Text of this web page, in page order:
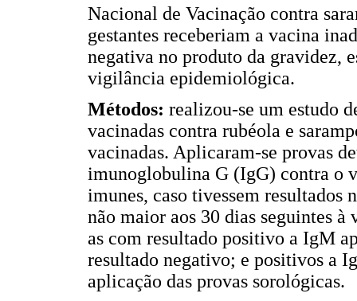
Nacional de Vacinação contra
gestantes receberiam a vacina
negativa no produto da gravidez,
vigilância epidemiológica.
Métodos: realizou-se um estudo
vacinadas contra rubéola e
vacinadas. Aplicaram-se provas
imunoglobulina G (IgG) contra o
imunes, caso tivessem
não maior aos 30 dias seguintes
as com resultado positivo a IgM
resultado negativo; e positivos a
aplicação das provas sorológicas.